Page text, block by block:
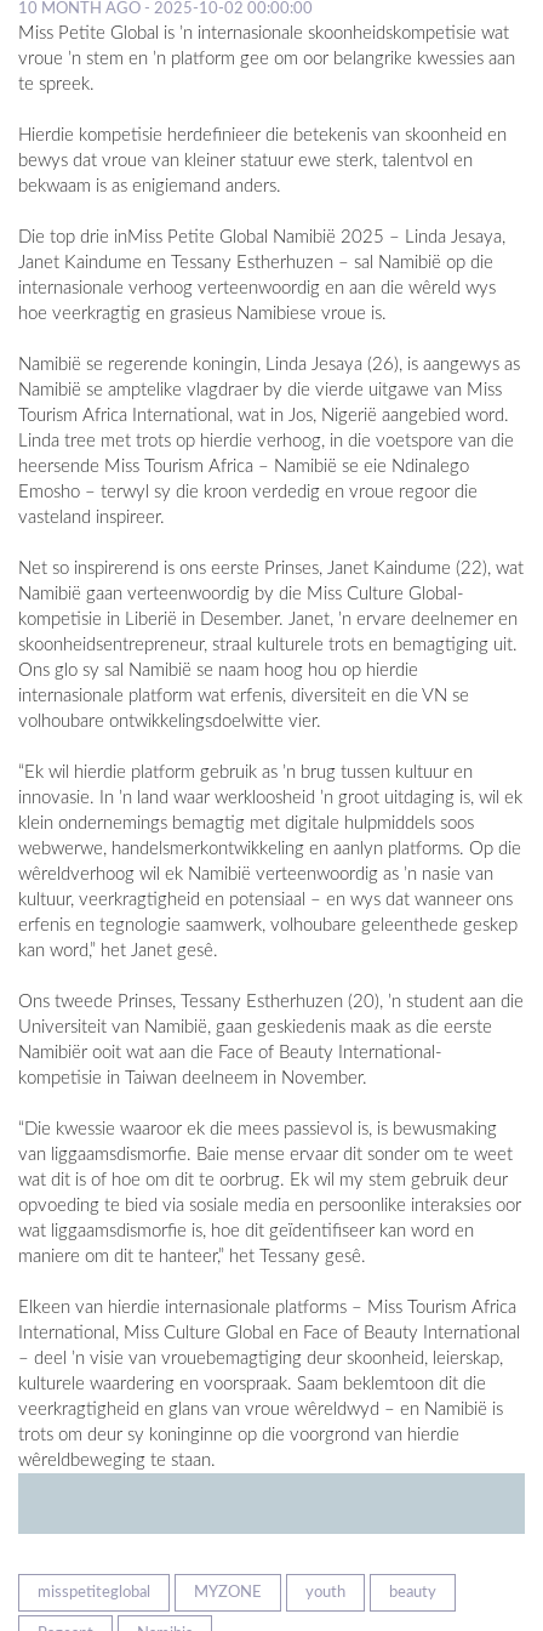
10 MONTH AGO - 2025-10-02 00:00:00
Miss Petite Global is ’n internasionale skoonheidskompetisie wat
vroue ’n stem en ’n platform gee om oor belangrike kwessies aan
te spreek.
Hierdie kompetisie herdefinieer die betekenis van skoonheid en
bewys dat vroue van kleiner statuur ewe sterk, talentvol en
bekwaam is as enigiemand anders.
Die top drie inMiss Petite Global Namibië 2025 – Linda Jesaya,
Janet Kaindume en Tessany Estherhuzen – sal Namibië op die
internasionale verhoog verteenwoordig en aan die wêreld wys
hoe veerkragtig en grasieus Namibiese vroue is.
Namibië se regerende koningin, Linda Jesaya (26), is aangewys as
Namibië se amptelike vlagdraer by die vierde uitgawe van Miss
Tourism Africa International, wat in Jos, Nigerië aangebied word.
Linda tree met trots op hierdie verhoog, in die voetspore van die
heersende Miss Tourism Africa – Namibië se eie Ndinalego
Emosho – terwyl sy die kroon verdedig en vroue regoor die
vasteland inspireer.
Net so inspirerend is ons eerste Prinses, Janet Kaindume (22), wat
Namibië gaan verteenwoordig by die Miss Culture Global-
kompetisie in Liberië in Desember. Janet, ’n ervare deelnemer en
skoonheidsentrepreneur, straal kulturele trots en bemagtiging uit.
Ons glo sy sal Namibië se naam hoog hou op hierdie
internasionale platform wat erfenis, diversiteit en die VN se
volhoubare ontwikkelingsdoelwitte vier.
“Ek wil hierdie platform gebruik as ’n brug tussen kultuur en
innovasie. In ’n land waar werkloosheid ’n groot uitdaging is, wil ek
klein ondernemings bemagtig met digitale hulpmiddels soos
webwerwe, handelsmerkontwikkeling en aanlyn platforms. Op die
wêreldverhoog wil ek Namibië verteenwoordig as ’n nasie van
kultuur, veerkragtigheid en potensiaal – en wys dat wanneer ons
erfenis en tegnologie saamwerk, volhoubare geleenthede geskep
kan word,” het Janet gesê.
Ons tweede Prinses, Tessany Estherhuzen (20), ’n student aan die
Universiteit van Namibië, gaan geskiedenis maak as die eerste
Namibiër ooit wat aan die Face of Beauty International-
kompetisie in Taiwan deelneem in November.
“Die kwessie waaroor ek die mees passievol is, is bewusmaking
van liggaamsdismorfie. Baie mense ervaar dit sonder om te weet
wat dit is of hoe om dit te oorbrug. Ek wil my stem gebruik deur
opvoeding te bied via sosiale media en persoonlike interaksies oor
wat liggaamsdismorfie is, hoe dit geïdentifiseer kan word en
maniere om dit te hanteer,” het Tessany gesê.
Elkeen van hierdie internasionale platforms – Miss Tourism Africa
International, Miss Culture Global en Face of Beauty International
– deel ’n visie van vrouebemagtiging deur skoonheid, leierskap,
kulturele waardering en voorspraak. Saam beklemtoon dit die
veerkragtigheid en glans van vroue wêreldwyd – en Namibië is
trots om deur sy koninginne op die voorgrond van hierdie
wêreldbeweging te staan.
misspetiteglobal MYZONE youth beauty